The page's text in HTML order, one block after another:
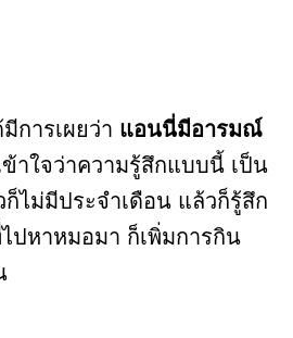
การเผยว่า แอนนี่มีอารมณ์
าใจว่าความรู้สึกแบบนี้ เป็น
ไม่มีประจำเดือน แล้วก็รู้สึก
ปหาหมอมา ก็เพิ่มการกิน